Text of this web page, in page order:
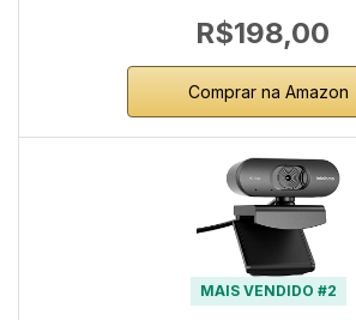
R$198,00
Comprar na Amazon
MAIS VENDIDO #2